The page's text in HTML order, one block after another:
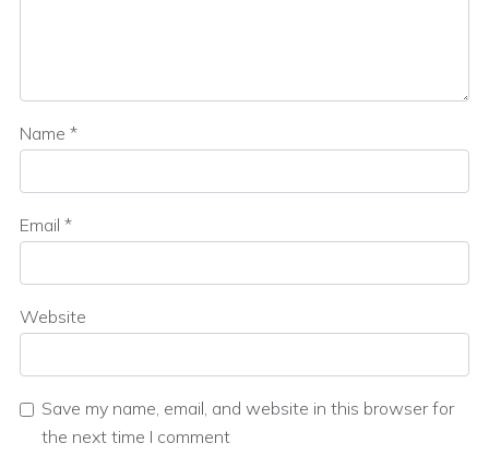
Name *
Email *
Website
Save my name, email, and website in this browser for
the next time I comment